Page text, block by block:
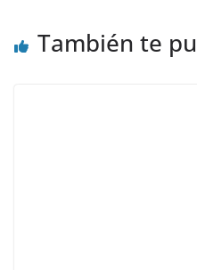
También te